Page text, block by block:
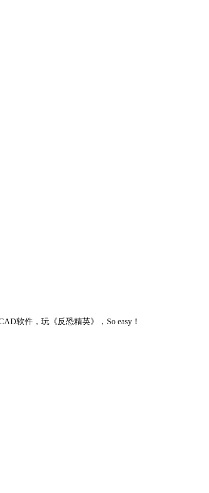
软件，玩《反恐精英》，So easy！